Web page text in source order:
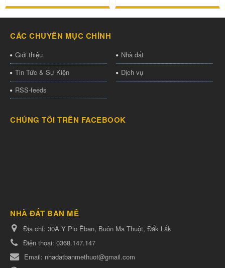
CÁC CHUYÊN MỤC CHÍNH
Giới thiệu
Nhà đất
Tin Tức & Sự Kiện
Dịch vụ
RSS-feeds
CHÚNG TÔI TRÊN FACEBOOK
NHÀ ĐẤT BAN MÊ
Địa chỉ: 30A Y Plo Êban, Buôn Ma Thuột, Đắk Lắk
Điện thoại: 0368.147.147
Email: nhadatbanmethuot@gmail.com